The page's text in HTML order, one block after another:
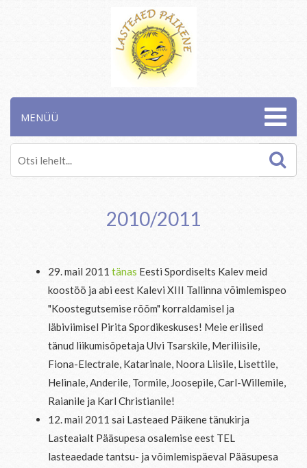
MENÜÜ
2010/2011
29. mail 2011 tänas Eesti Spordiselts Kalev meid
koostöö ja abi eest Kalevi XIII Tallinna võimlemispeo
"Koostegutsemise rõõm" korraldamisel ja
läbiviimisel Pirita Spordikeskuses! Meie erilised
tänud liikumisõpetaja Ulvi Tsarskile, Meriliisile,
Fiona-Electrale, Katarinale, Noora Liisile, Lisettile,
Helinale, Anderile, Tormile, Joosepile, Carl-Willemile,
Raianile ja Karl Christianile!
12. mail 2011 sai Lasteaed Päikene tänukirja
Lasteaialt Pääsupesa osalemise eest TEL
lasteaedade tantsu- ja võimlemispäeval Pääsupesa